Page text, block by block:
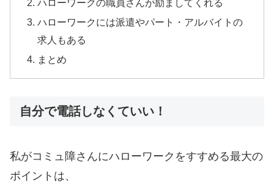
ハローワークの職員さんが励ましてくれる
ハローワークには派遣やパート・アルバイトの
求人もある
まとめ
自分で電話しなくていい！
私がコミュ障さんにハローワークをすすめる最大の
ポイントは、